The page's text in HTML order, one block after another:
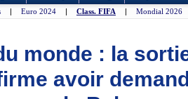
| Euro 2024 | Class. FIFA | Mondial 2026
monde : la
avoir